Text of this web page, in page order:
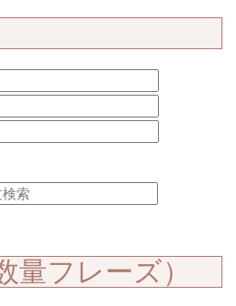
量フレーズ）